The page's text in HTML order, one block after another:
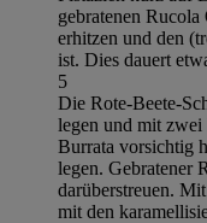
gebratenen
erhitzen und den
ist. Dies dauert
5
Die Rote-Beete-
legen und mit
Burrata vorsichtig
legen. Gebratener
darüberstreuen.
mit den